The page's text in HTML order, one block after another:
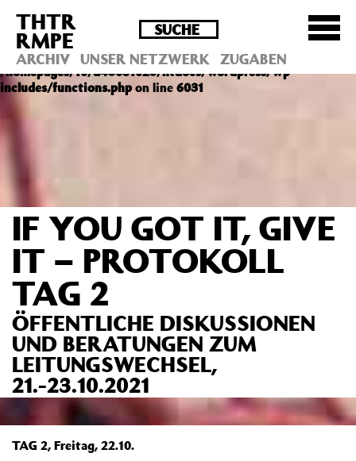
Deprecated : Die Funktion post_permalink ist seit
Version 4.4.0 veraltet! Verwende stattdessen
get_permalink(). in
/homepages/10/d43051023/htdocs/wordpress/wp-
includes/functions.phpon line 6031
THTR
RMPE
ARCHIV UNSER NETZWERK ZUGABEN
IF YOU GOT IT, GIVE
IT – PROTOKOLL
TAG 2
ÖFFENTLICHE DISKUSSIONEN
UND BERATUNGEN ZUM
LEITUNGSWECHSEL,
21.-23.10.2021
TAG 2, Freitag, 22.10.